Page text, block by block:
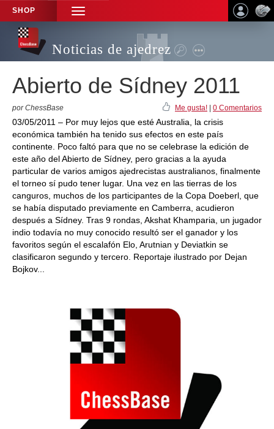
SHOP
TOGGLE
NAVIGATION
Noticias de ajedrez
Abierto de Sídney 2011
por ChessBase Me gusta! 0 Comentarios
03/05/2011 – Por muy lejos que esté Australia, la crisis
económica también ha tenido sus efectos en este país
continente. Poco faltó para que no se celebrase la edición de
este año del Abierto de Sídney, pero gracias a la ayuda
particular de varios amigos ajedrecistas australianos, finalmente
el torneo sí pudo tener lugar. Una vez en las tierras de los
canguros, muchos de los participantes de la Copa Doeberl, que
se había disputado previamente en Camberra, acudieron
después a Sídney. Tras 9 rondas, Akshat Khamparia, un jugador
indio todavía no muy conocido resultó ser el ganador y los
favoritos según el escalafón Elo, Arutnian y Deviatkin se
clasificaron segundo y tercero. Reportaje ilustrado por Dejan
Bojkov...